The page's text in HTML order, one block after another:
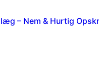
– Nem & Hurtig